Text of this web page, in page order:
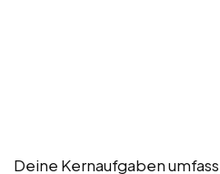
Deine Kernaufgaben